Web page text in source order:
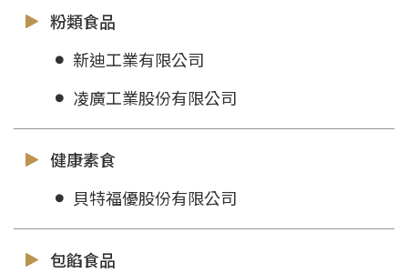
粉類食品
新迪工業有限公司
凌廣工業股份有限公司
健康素食
貝特福優股份有限公司
包餡食品